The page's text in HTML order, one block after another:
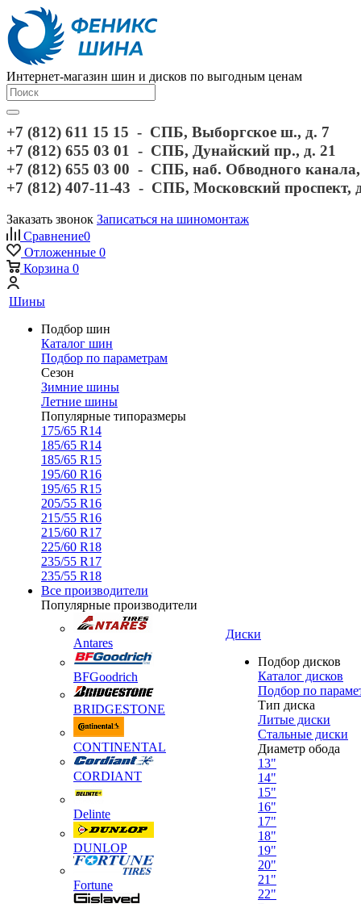
Интернет-магазин шин и дисков по выгодным ценам
+7 (812) 611 15 15 - СПБ, Выборгское ш., д. 7
+7 (812) 655 03 01 - СПБ, Дунайский пр., д. 21
+7 (812) 655 03 00 - СПБ, наб. Обводного
+7 (812) 407-11-43 - СПБ, Московский проспект,
Заказать звонок Записаться на шиномонтаж
Сравнение0
Отложенные 0
Корзина 0
Шины
Подбор шин
Каталог шин
Подбор по параметрам
Сезон
Зимние шины
Летние шины
Популярные типоразмеры
175/65 R14
185/65 R14
185/65 R15
195/60 R16
195/65 R15
205/55 R16
215/55 R16
215/60 R17
225/60 R18
235/55 R17
235/55 R18
Все производители
Популярные производители
Antares
BFGoodrich
BRIDGESTONE
CONTINENTAL
CORDIANT
Delinte
DUNLOP
Fortune
Диски
Подбор дисков
Каталог дисков
Подбор по
Тип диска
Литые диски
Стальные диски
Диаметр обода
13"
14"
15"
16"
17"
18"
19"
20"
21"
22"